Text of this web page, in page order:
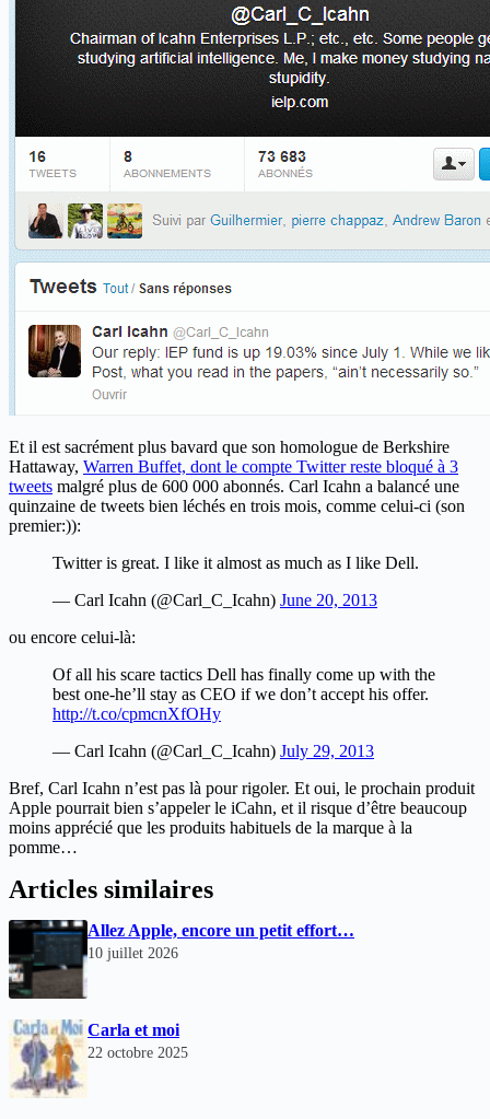
Et il est sacrément plus bavard que son homologue de Berkshire
Hattaway, Warren Buffet, dont le compte Twitter reste bloqué à 3
tweets malgré plus de 600 000 abonnés. Carl Icahn a balancé une
quinzaine de tweets bien léchés en trois mois, comme celui-ci (son
premier:)):
Twitter is great. I like it almost as much as I like Dell.
— Carl Icahn (@Carl_C_Icahn) June 20, 2013
ou encore celui-là:
Of all his scare tactics Dell has finally come up with the
best one-he’ll stay as CEO if we don’t accept his offer.
http://t.co/cpmcnXfOHy
— Carl Icahn (@Carl_C_Icahn) July 29, 2013
Bref, Carl Icahn n’est pas là pour rigoler. Et oui, le prochain produit
Apple pourrait bien s’appeler le iCahn, et il risque d’être beaucoup
moins apprécié que les produits habituels de la marque à la
pomme…
Articles similaires
Allez Apple, encore un petit effort…
10 juillet 2026
Carla et moi
22 octobre 2025